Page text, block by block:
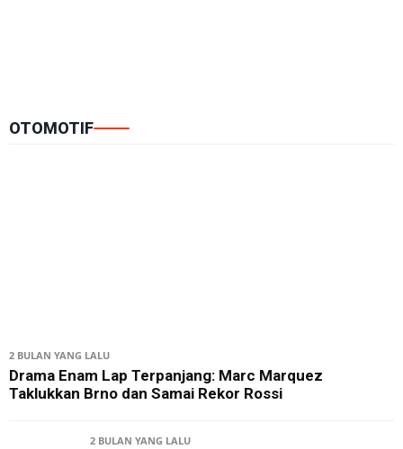
OTOMOTIF
2 BULAN YANG LALU
Drama Enam Lap Terpanjang: Marc Marquez
Taklukkan Brno dan Samai Rekor Rossi
2 BULAN YANG LALU